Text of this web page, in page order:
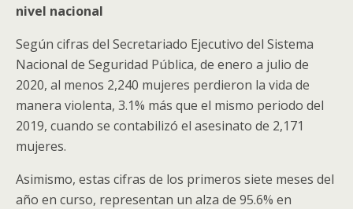
nivel nacional
Según cifras del Secretariado Ejecutivo del Sistema
Nacional de Seguridad Pública, de enero a julio de
2020, al menos 2,240 mujeres perdieron la vida de
manera violenta, 3.1% más que el mismo periodo del
2019, cuando se contabilizó el asesinato de 2,171
mujeres.
Asimismo, estas cifras de los primeros siete meses del
año en curso, representan un alza de 95.6% en